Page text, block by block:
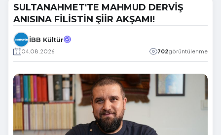
SULTANAHMET'TE MAHMUD DERVİŞ
ANISINA FİLİSTİN ŞİİR AKŞAMI!
İBB Kültür
04.08.2026 702görüntülenme